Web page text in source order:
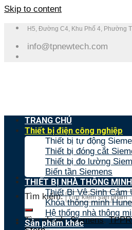
Skip to content
H5, Đường C4, Khu Phố 4, Phường
info@tpnewtech.com
Tìm kiếm:
Tìm nhanh:Siemens,
TRANG CHỦ
Thiết bị điện công nghiệp
Thiết bị tự động
Thiết bị đóng cắt
Thiết bị đo lường
Biến tần Siemens
THIẾT BỊ NHÀ THÔNG MINH
Thiết Bị Vệ Sinh Cảm
Khóa thông minh Hune
Hệ thống nhà thông
Sản phẩm khác